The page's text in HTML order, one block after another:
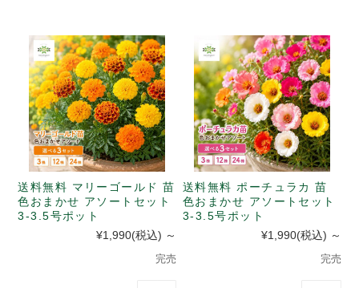
送料無料 マリーゴールド 苗
色おまかせ アソートセット
3-3.5号ポット
¥1,990(税込) ～
完売
送料無料 ポーチュラカ 苗
色おまかせ アソートセット
3-3.5号ポット
¥1,990(税込) ～
完売